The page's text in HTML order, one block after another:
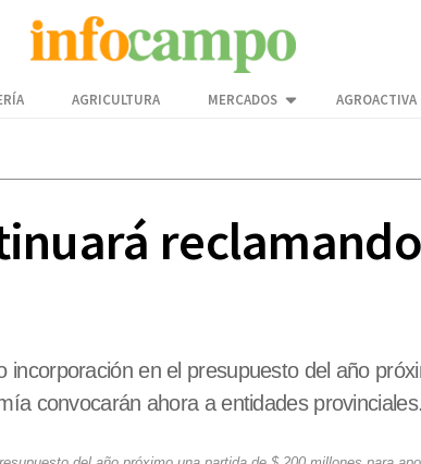
AGRICULTURA MERCADOS AGROACTIVA
en el presupuesto del año
convocarán ahora a entidades